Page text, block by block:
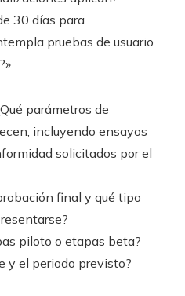
30 días para
pruebas de usuario
parámetros de
incluyendo ensayos
solicitados por el
final y qué tipo
piloto o etapas beta?
y el periodo previsto?